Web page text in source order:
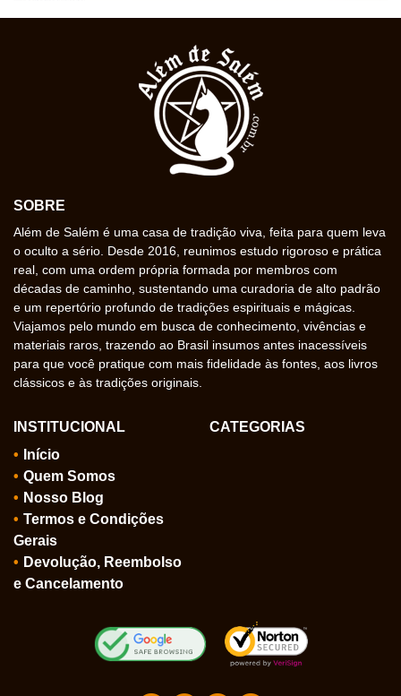
SOBRE
Além de Salém é uma casa de tradição viva, feita para quem leva
o oculto a sério. Desde 2016, reunimos estudo rigoroso e prática
real, com uma ordem própria formada por membros com
décadas de caminho, sustentando uma curadoria de alto padrão
e um repertório profundo de tradições espirituais e mágicas.
Viajamos pelo mundo em busca de conhecimento, vivências e
materiais raros, trazendo ao Brasil insumos antes inacessíveis
para que você pratique com mais fidelidade às fontes, aos livros
clássicos e às tradições originais.
INSTITUCIONAL
Início
Quem Somos
Nosso Blog
Termos e Condições
Gerais
Devolução, Reembolso
e Cancelamento
CATEGORIAS